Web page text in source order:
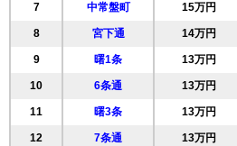
7 中常盤町 15万円
8 宮下通 14万円
9 曙1条 13万円
10 6条通 13万円
11 曙3条 13万円
12 7条通 13万円